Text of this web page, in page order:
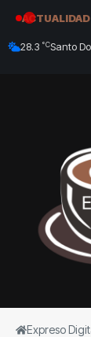
ACTUALIDAD
28.3 °CSanto
Expreso